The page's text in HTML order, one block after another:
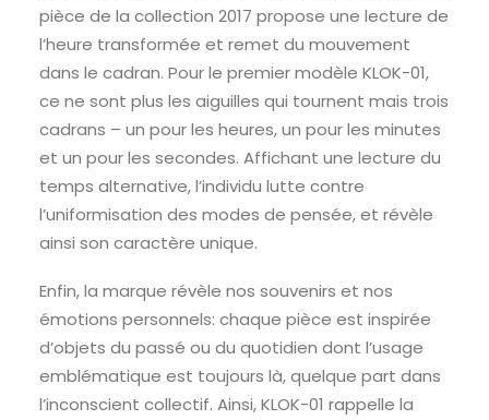
pièce de la collection 2017 propose une lecture de
l’heure transformée et remet du mouvement
dans le cadran. Pour le premier modèle KLOK-01,
ce ne sont plus les aiguilles qui tournent mais trois
cadrans – un pour les heures, un pour les minutes
et un pour les secondes. Affichant une lecture du
temps alternative, l’individu lutte contre
l’uniformisation des modes de pensée, et révèle
ainsi son caractère unique.
Enfin, la marque révèle nos souvenirs et nos
émotions personnels: chaque pièce est inspirée
d’objets du passé ou du quotidien dont l’usage
emblématique est toujours là, quelque part dans
l’inconscient collectif. Ainsi, KLOK-01 rappelle la